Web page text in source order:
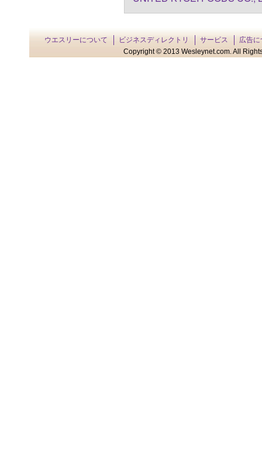
ウエスリーについて ビジネスディレクトリ サービス
広告に
Copyright © 2013 Wesleynet.com. All